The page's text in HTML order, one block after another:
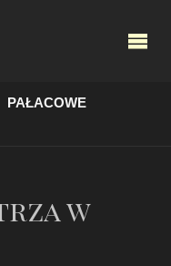
PAŁACOWE
w